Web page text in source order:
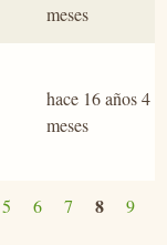
meses
hace 16 años 4
meses
5 6 7 8
9